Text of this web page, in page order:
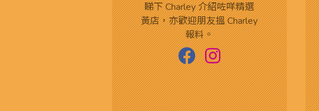
睇下 Charley 介紹咗咩精選
黃店，亦歡迎朋友搵 Charley
報料。